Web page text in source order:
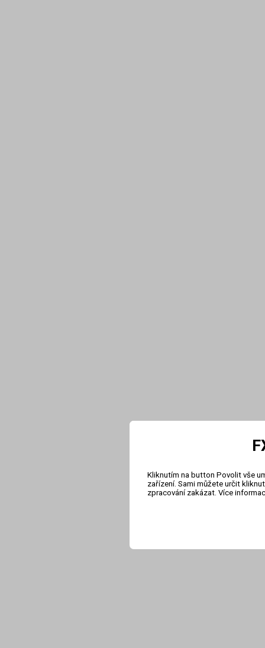
Kliknutím na button Povolit vše
zařízení. Sami můžete určit
zpracování zakázat. Více